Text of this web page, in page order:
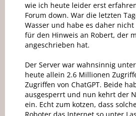
wie ich heute leider erst
Forum down. War die letzten
Wasser und habe es daher
für den Hinweis an Robert, der
angeschrieben hat.
Der Server war wahnsinnig
heute allein 2.6 Millionen
Zugriffen von ChatGPT. Beide
ausgesperrt und nun kehrt der
ein. Echt zum kotzen, dass